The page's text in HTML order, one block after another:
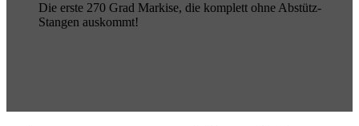
Die erste 270 Grad Markise, die komplett ohne Abstütz-
Stangen auskommt!